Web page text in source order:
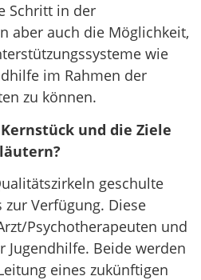
Schritt in der
aber auch die Möglichkeit,
wie
im Rahmen der
zu können.
und die Ziele
geschulte
Verfügung. Diese
Psychotherapeuten und
Jugendhilfe. Beide werden
eines zukünftigen